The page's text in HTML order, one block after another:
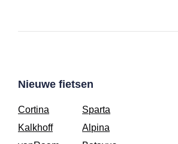
Nieuwe fietsen
Cortina
Kalkhoff
Sparta
Alpina